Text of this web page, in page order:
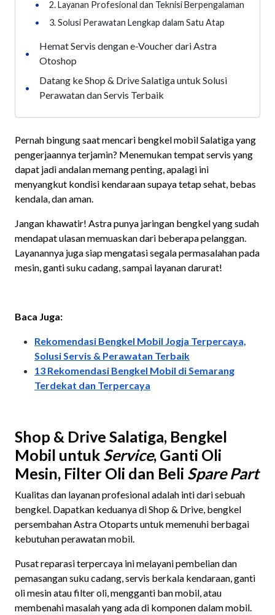
•
2. Layanan Profesional dan Teknisi Berpengalaman
•
3. Solusi Perawatan Lengkap dalam Satu Atap
•
Hemat Servis dengan e-Voucher dari Astra
Otoshop
•
Datang ke Shop & Drive Salatiga untuk Solusi
Perawatan dan Servis Terbaik
Pernah bingung saat mencari bengkel mobil Salatiga yang
pengerjaannya terjamin? Menemukan tempat servis yang
dapat jadi andalan memang penting, apalagi ini
menyangkut kondisi kendaraan supaya tetap sehat, bebas
kendala, dan aman.
Jangan khawatir! Astra punya jaringan bengkel yang sudah
mendapat ulasan memuaskan dari beberapa pelanggan.
Layanannya juga siap mengatasi segala permasalahan pada
mesin, ganti suku cadang, sampai layanan darurat!
Baca Juga:
Rekomendasi Bengkel Mobil Jogja Terpercaya,
Solusi Servis & Perawatan Terbaik
13 Rekomendasi Bengkel Mobil di Semarang
Terdekat dan Terpercaya
Shop & Drive Salatiga, Bengkel
Mobil untuk Service, Ganti Oli
Mesin, Filter Oli dan Beli Spare Part
Kualitas dan layanan profesional adalah inti dari sebuah
bengkel. Dapatkan keduanya di Shop & Drive, bengkel
persembahan Astra Otoparts untuk memenuhi berbagai
kebutuhan perawatan mobil.
Pusat reparasi terpercaya ini melayani pembelian dan
pemasangan suku cadang, servis berkala kendaraan, ganti
oli mesin atau filter oli, mengganti ban mobil, atau
membenahi masalah yang ada di komponen dalam mobil.